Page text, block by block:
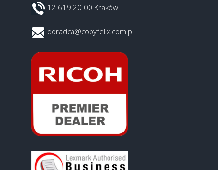
12 619 20 00 Kraków
doradca@copyfelix.com.pl